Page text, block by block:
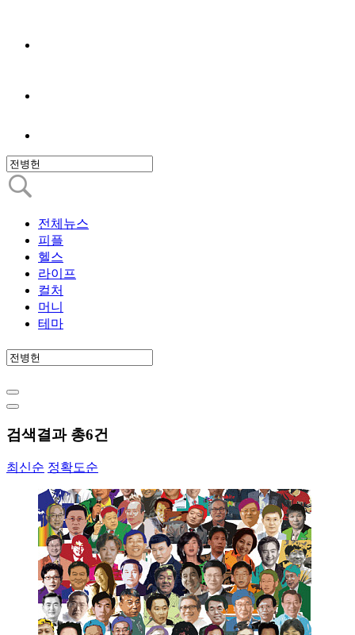
전체뉴스
피플
헬스
라이프
컬처
머니
테마
검색결과 총6건
최신순 정확도순